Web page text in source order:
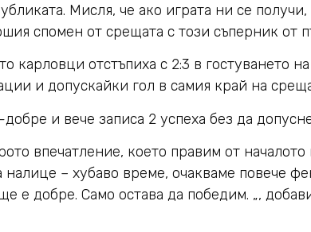
Мисля, че ако играта ни се
спомен от срещата с този съперник от
карловци отстъпиха с 2:3 в гостуването
и допускайки гол в самия край на
и вече записа 2 успеха без да
впечатление, което правим от
– хубаво време, очакваме повече
е добре. Само остава да победим. „,